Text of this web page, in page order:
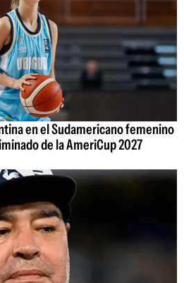
en el Sudamericano femenino
de la AmeriCup 2027